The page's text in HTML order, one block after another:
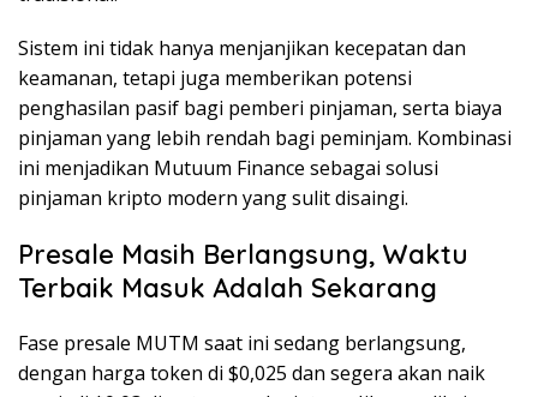
Sistem ini tidak hanya menjanjikan kecepatan dan
keamanan, tetapi juga memberikan potensi
penghasilan pasif bagi pemberi pinjaman, serta biaya
pinjaman yang lebih rendah bagi peminjam. Kombinasi
ini menjadikan Mutuum Finance sebagai solusi
pinjaman kripto modern yang sulit disaingi.
Presale Masih Berlangsung, Waktu
Terbaik Masuk Adalah Sekarang
Fase presale MUTM saat ini sedang berlangsung,
dengan harga token di $0,025 dan segera akan naik